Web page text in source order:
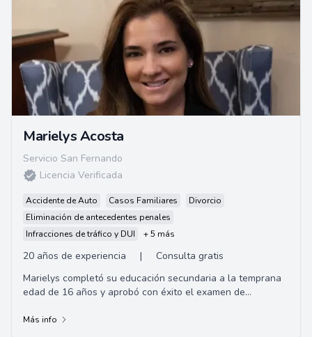
Marielys Acosta
Servicio San Fernando
Licencia Verificada
Accidente de Auto Casos Familiares
Divorcio
Eliminación de antecedentes penales
Infracciones de tráfico y DUI
+ 5 más
20 años de experiencia |
Consulta gratis
Marielys completó su educación secundaria a la temprana
edad de 16 años y aprobó con éxito el examen de
Más info